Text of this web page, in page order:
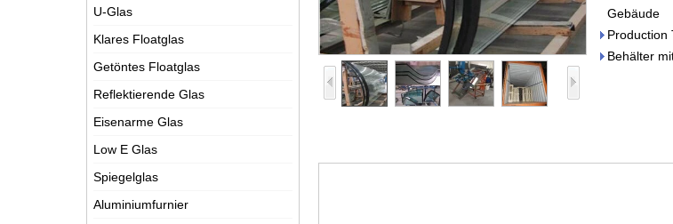
U-Glas
Klares Floatglas
Getöntes Floatglas
Reflektierende Glas
Eisenarme Glas
Low E Glas
Spiegelglas
Aluminiumfurnier
Gebäude
Production
Behälter